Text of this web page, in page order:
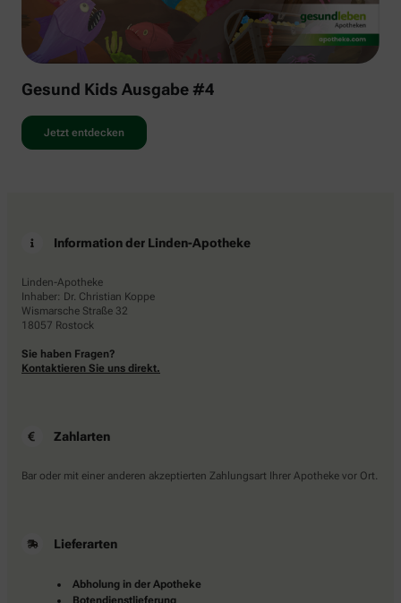
Gesund Kids Ausgabe #4
Jetzt entdecken
Information der Linden-Apotheke
Linden-Apotheke
Inhaber: Dr. Christian Koppe
Wismarsche Straße 32
18057 Rostock
Sie haben Fragen?
Kontaktieren Sie uns direkt.
Zahlarten
Bar oder mit einer anderen akzeptierten Zahlungsart Ihrer Apotheke vor Ort.
Lieferarten
Abholung in der Apotheke
Botendienstlieferung